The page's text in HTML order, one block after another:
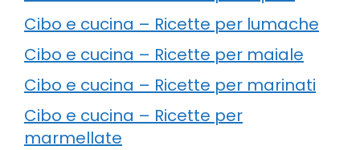
Cibo e cucina – Ricette per lumache
Cibo e cucina – Ricette per maiale
Cibo e cucina – Ricette per marinati
Cibo e cucina – Ricette per
marmellate